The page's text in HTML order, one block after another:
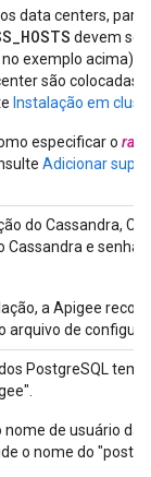
data centers, para
devem ser
exemplo acima)
são colocadas
Instalação em
especificar o
Adicionar
do Cassandra,
Cassandra e senha
a Apigee
arquivo de
PostgreSQL tem
de usuário da
o nome do